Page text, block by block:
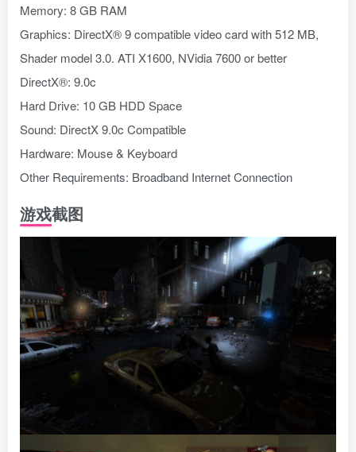
Memory: 8 GB RAM
Graphics: DirectX® 9 compatible video card with 512 MB,
Shader model 3.0. ATI X1600, NVidia 7600 or better
DirectX®: 9.0c
Hard Drive: 10 GB HDD Space
Sound: DirectX 9.0c Compatible
Hardware: Mouse & Keyboard
Other Requirements: Broadband Internet Connection
游戏截图